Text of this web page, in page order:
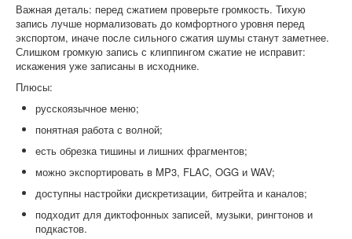
Важная деталь: перед сжатием проверьте громкость. Тихую
запись лучше нормализовать до комфортного уровня перед
экспортом, иначе после сильного сжатия шумы станут заметнее.
Слишком громкую запись с клиппингом сжатие не исправит:
искажения уже записаны в исходнике.
Плюсы:
русскоязычное меню;
понятная работа с волной;
есть обрезка тишины и лишних фрагментов;
можно экспортировать в MP3, FLAC, OGG и WAV;
доступны настройки дискретизации, битрейта и каналов;
подходит для диктофонных записей, музыки, рингтонов и
подкастов.